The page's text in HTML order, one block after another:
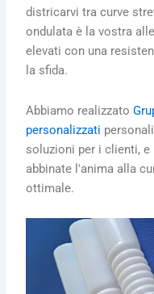
districarvi tra curve
ondulata è la vostra
elevati con una
la sfida.
Abbiamo realizzato
personalizzati
soluzioni per i clienti,
abbinate l'anima alla
ottimale.